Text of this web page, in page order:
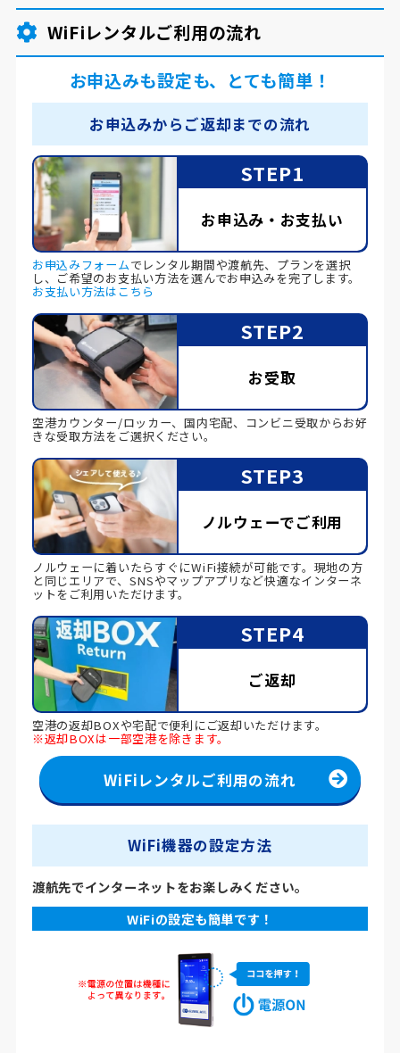
WiFiレンタルご利用の流れ
お申込みも設定も、とても簡単！
お申込みからご返却までの流れ
STEP1
お申込み・お支払い
お申込みフォームでレンタル期間や渡航先、プランを選択
し、ご希望のお支払い方法を選んでお申込みを完了します。
お支払い方法はこちら
STEP2
お受取
空港カウンター/ロッカー、国内宅配、コンビニ受取からお好
きな受取方法をご選択ください。
STEP3
ノルウェーでご利用
ノルウェーに着いたらすぐにWiFi接続が可能です。現地の方
と同じエリアで、SNSやマップアプリなど快適なインターネ
ットをご利用いただけます。
STEP4
ご返却
空港の返却BOXや宅配で便利にご返却いただけます。
※返却BOXは一部空港を除きます。
WiFiレンタルご利用の流れ
WiFi機器の設定方法
渡航先でインターネットをお楽しみください。
WiFiの設定も簡単です！